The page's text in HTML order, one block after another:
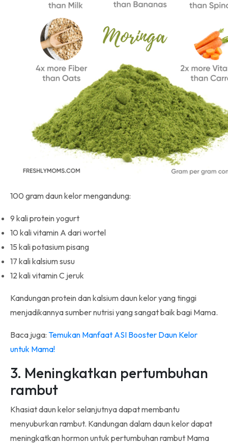
100 gram daun kelor mengandung:
9 kali protein yogurt
10 kali vitamin A dari wortel
15 kali potasium pisang
17 kali kalsium susu
12 kali vitamin C jeruk
Kandungan protein dan kalsium daun kelor yang tinggi
menjadikannya sumber nutrisi yang sangat baik bagi Mama.
Baca juga: Temukan Manfaat ASI Booster Daun Kelor
untuk Mama!
3. Meningkatkan pertumbuhan
rambut
Khasiat daun kelor selanjutnya dapat membantu
menyuburkan rambut. Kandungan dalam daun kelor dapat
meningkatkan hormon untuk pertumbuhan rambut Mama